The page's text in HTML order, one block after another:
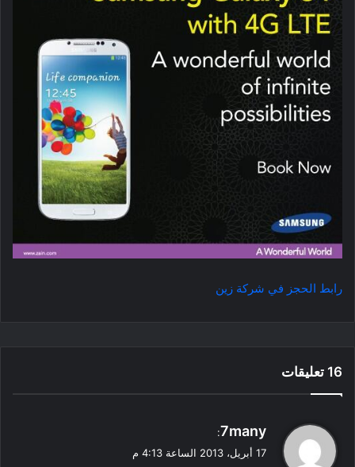
رابط الحجز في شركة زين
‫16 تعليقات
ي7many
:
17 أبريل، 2013 الساعة 4:13 م